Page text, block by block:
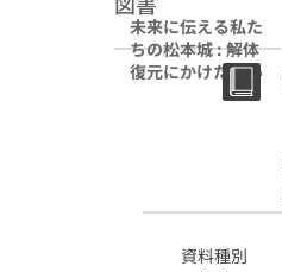
未来に伝える私た
ちの松本城 : 解体
復元にかけた思い
資料種別